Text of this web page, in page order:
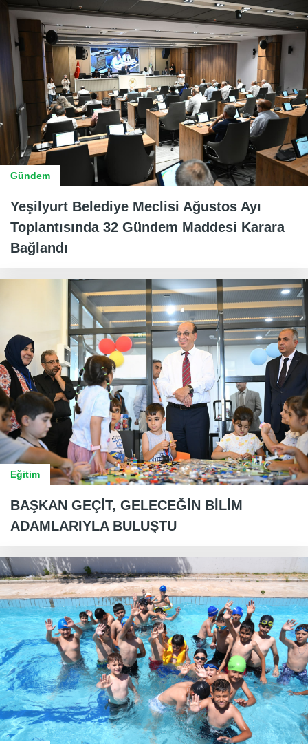
Gündem
Yeşilyurt Belediye Meclisi Ağustos Ayı
Toplantısında 32 Gündem Maddesi Karara
Bağlandı
Eğitim
BAŞKAN GEÇİT, GELECEĞİN BİLİM
ADAMLARIYLA BULUŞTU